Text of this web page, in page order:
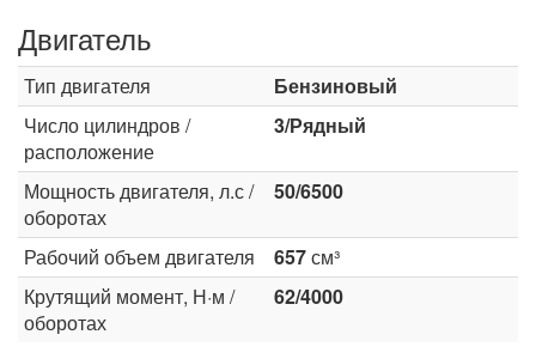
Двигатель
Тип двигателя
Бензиновый
Число цилиндров /
расположение
3/Рядный
Мощность двигателя, л.с /
оборотах
50/6500
Рабочий объем двигателя 657см³
Крутящий момент, Н·м /
оборотах
62/4000